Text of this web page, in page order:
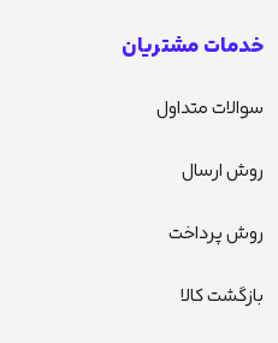
خدمات مشتریان
سوالات متداول
روش ارسال
روش پرداخت
بازگشت کالا